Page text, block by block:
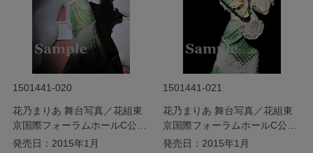
1501441-020
花乃まりあ 舞台写真／花組東
京国際フォーラムホールC公演
『Ernest in Love』
発売日：2015年1月
1501441-021
花乃まりあ 舞台写真／花組東
京国際フォーラムホールC公演
『Ernest in Love』
発売日：2015年1月